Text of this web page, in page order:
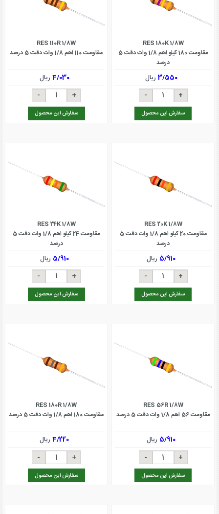
RES 180K 1/8W
مقاومت 180 کیلو اهم 1/8 وات دقت 5
درصد
3/550ریال
سفارش این محصول
RES 110R 1/8W
مقاومت 110 اهم 1/8 وات دقت 5 درصد
4/030 ریال
سفارش این محصول
RES 20K 1/8W
مقاومت 20 کیلو اهم 1/8 وات دقت 5
درصد
5/910 ریال
سفارش این محصول
RES 24K 1/8W
مقاومت 24 کیلو اهم 1/8 وات دقت 5
درصد
5/910 ریال
سفارش این محصول
RES 56R 1/8W
مقاومت 56 اهم 1/8 وات دقت 5 درصد
5/910 ریال
سفارش این محصول
RES 180R 1/8W
مقاومت 180 اهم 1/8 وات دقت 5 درصد
4/220ریال
سفارش این محصول